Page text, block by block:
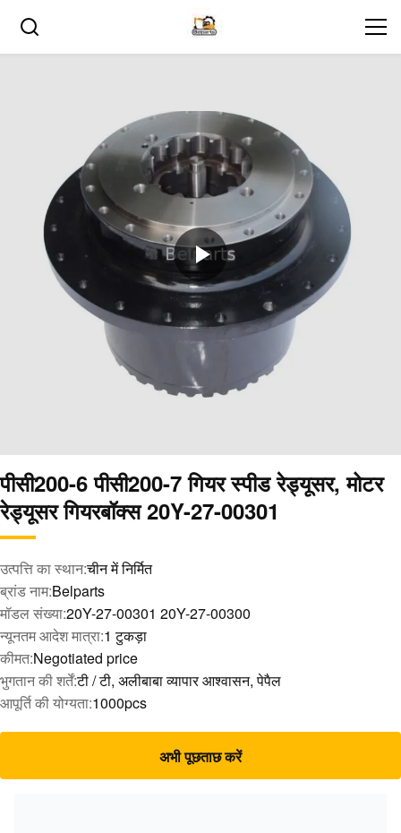
पीसी200-6 पीसी200-7 गियर स्पीड रेड्यूसर, मोटर
रेड्यूसर गियरबॉक्स 20Y-27-00301
उत्पत्ति का स्थान:चीन में निर्मित
ब्रांड नाम:Belparts
मॉडल संख्या:20Y-27-00301 20Y-27-00300
न्यूनतम आदेश मात्रा:1 टुकड़ा
कीमत:Negotiated price
भुगतान की शर्तें:टी / टी, अलीबाबा व्यापार आश्वासन, पेपैल
आपूर्ति की योग्यता:1000pcs
अभी पूछताछ करें